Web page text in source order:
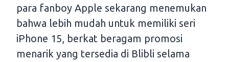
para fanboy Apple sekarang menemukan
bahwa lebih mudah untuk memiliki seri
iPhone 15, berkat beragam promosi
menarik yang tersedia di Blibli selama